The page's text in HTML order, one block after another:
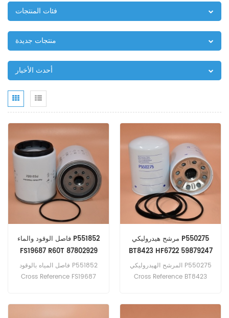
فئات المنتجات
منتجات جديدة
أحدث الأخبار
فاصل الوقود والماء P551852
FS19687 R60T 87802929
47961126
فاصل المياه بالوقود P551852
Cross Reference FS19687
مرشح هيدروليكي P550275
BT8423 HF6722 59879247
CSG100M125A
المرشح الهيدروليكي P550275
Cross Reference BT8423